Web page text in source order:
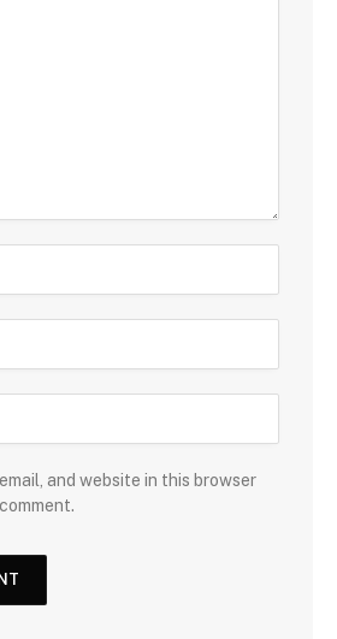
and website in this browser